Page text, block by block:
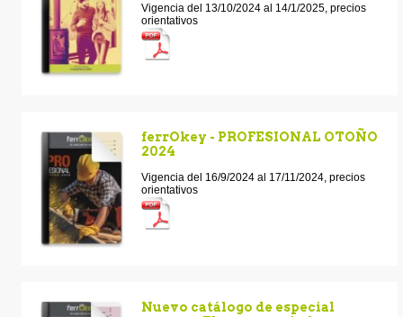
Vigencia del 13/10/2024 al 14/1/2025, precios
orientativos
ferrOkey - PROFESIONAL OTOÑO
2024
Vigencia del 16/9/2024 al 17/11/2024, precios
orientativos
Nuevo catálogo de especial